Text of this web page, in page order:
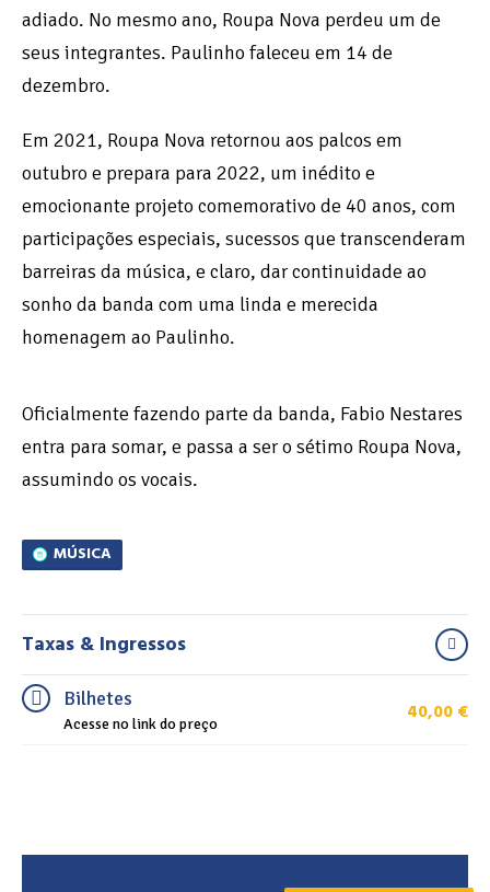
adiado. No mesmo ano, Roupa Nova perdeu um de
seus integrantes. Paulinho faleceu em 14 de
dezembro.
Em 2021, Roupa Nova retornou aos palcos em
outubro e prepara para 2022, um inédito e
emocionante projeto comemorativo de 40 anos, com
participações especiais, sucessos que transcenderam
barreiras da música, e claro, dar continuidade ao
sonho da banda com uma linda e merecida
homenagem ao Paulinho.
Oficialmente fazendo parte da banda, Fabio Nestares
entra para somar, e passa a ser o sétimo Roupa Nova,
assumindo os vocais.
MÚSICA
Taxas & Ingressos
Bilhetes
Acesse no link do preço 40,00€